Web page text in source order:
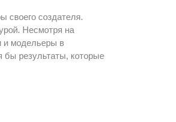
своего создателя.
Несмотря на
и модельеры в
бы результаты, которые